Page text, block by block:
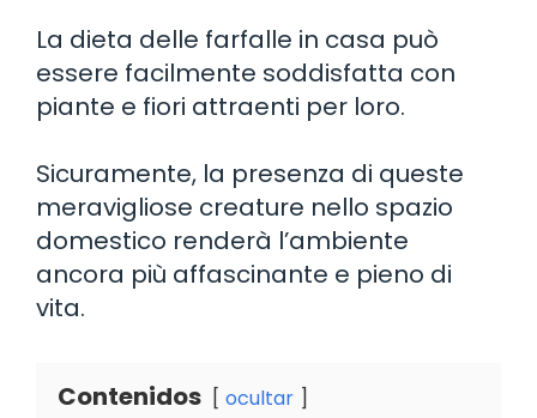
La dieta delle farfalle in casa può
essere facilmente soddisfatta con
piante e fiori attraenti per loro.
Sicuramente, la presenza di queste
meravigliose creature nello spazio
domestico renderà l’ambiente
ancora più affascinante e pieno di
vita.
Contenidos ocultar